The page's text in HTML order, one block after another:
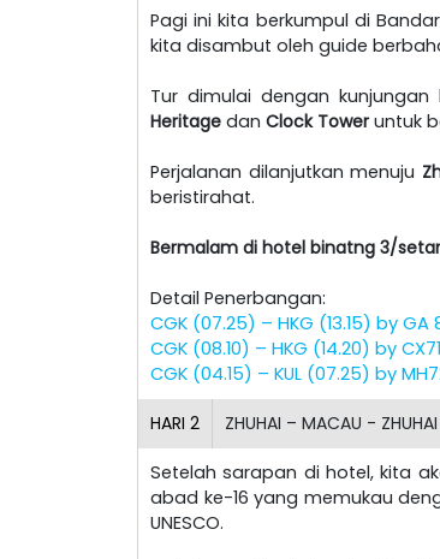
Pagi ini kita berkumpul di
kita disambut oleh guide
Tur dimulai dengan
Heritage dan Clock Tower untuk
Perjalanan dilanjutkan menuju
beristirahat.
Bermalam di hotel binatng 3/
Detail Penerbangan:
CGK (07.25) – HKG (13.15) by GA
CGK (08.10) – HKG (14.20) by
CGK (04.15) – KUL (07.25) by
HARI 2 ZHUHAI – MACAU -
Setelah sarapan di hotel, kita
abad ke-16 yang memukau
UNESCO.